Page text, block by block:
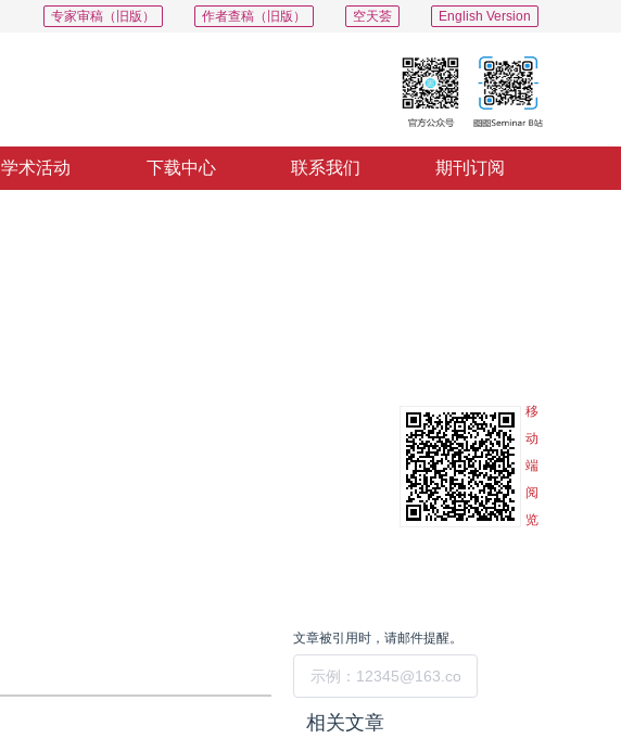
English Version
空天荟
作者查稿（旧版）
专家审稿（旧版）
学术活动 下载中心 联系我们 期刊订阅
移
动
端
阅
览
文章被引用时，请邮件提醒。
相关文章